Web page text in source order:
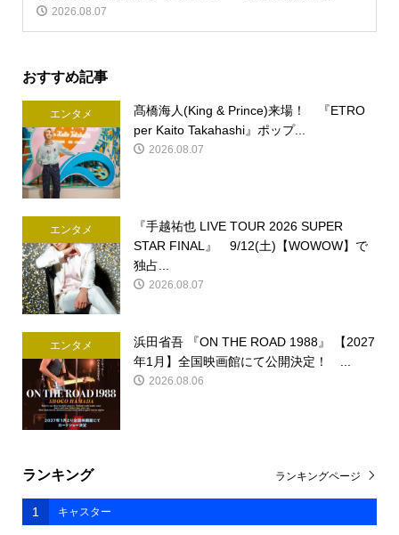
2026.08.07
おすすめ記事
エンタメ
髙橋海人(King & Prince)来場！ 『ETRO
per Kaito Takahashi』ポップ...
2026.08.07
エンタメ
『手越祐也 LIVE TOUR 2026 SUPER
STAR FINAL』 9/12(土)【WOWOW】で
独占...
2026.08.07
エンタメ
浜田省吾 『ON THE ROAD 1988』 【2027
年1月】全国映画館にて公開決定！ ...
2026.08.06
ランキング
1 キャスター
ランキングページ